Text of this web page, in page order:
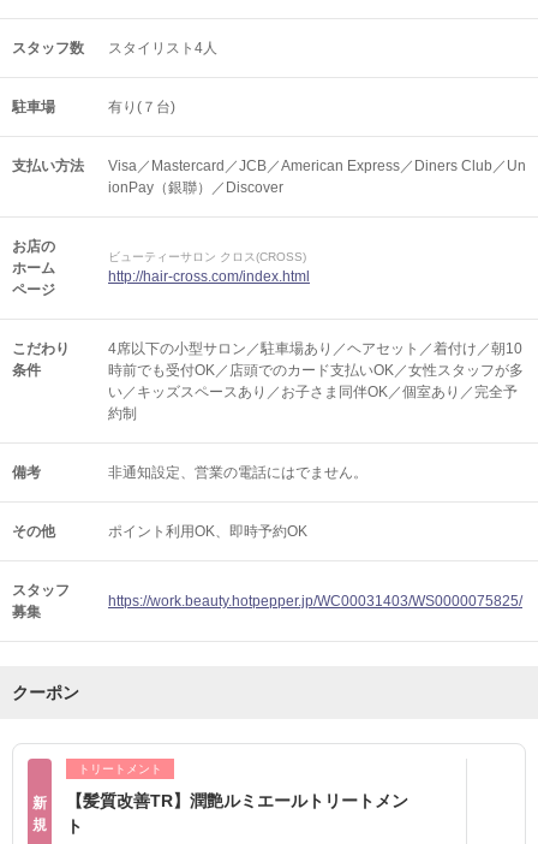
スタッフ数 スタイリスト4人
駐車場 有り(７台)
支払い方法
Visa／Mastercard／JCB／American Express／Diners Club／Un
ionPay（銀聯）／Discover
お店の
ホーム
ページ
ビューティーサロン クロス(CROSS)
http://hair-cross.com/index.html
こだわり
条件
4席以下の小型サロン／駐車場あり／ヘアセット／着付け／朝10
時前でも受付OK／店頭でのカード支払いOK／女性スタッフが多
い／キッズスペースあり／お子さま同伴OK／個室あり／完全予
約制
備考 非通知設定、営業の電話にはでません。
その他 ポイント利用OK 即時予約OK
スタッフ
募集
https://work.beauty.hotpepper.jp/WC00031403/WS0000075825/
クーポン
新
規
トリートメント
【髪質改善TR】潤艶ルミエールトリートメン
ト